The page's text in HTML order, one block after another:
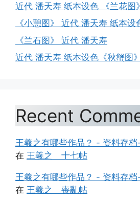
近代 潘天寿 纸本设色 《兰花图》
《小憩图》 近代 潘天寿 纸本设
《兰石图》 近代 潘天寿
近代 潘天寿 纸本设色《秋蟹图》
Recent
王羲之有哪些作品？ - 资料存
在 王羲之 十七帖
王羲之有哪些作品？ - 资料存
在 王羲之 喪亂帖